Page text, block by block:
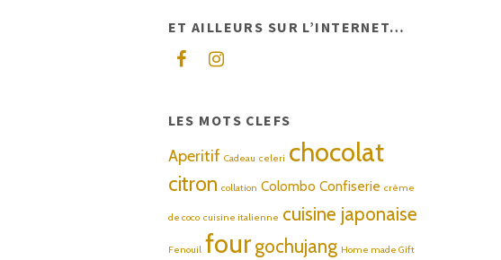
ET AILLEURS SUR L’INTERNET…
LES MOTS CLEFS
Aperitif Cadeau celeri chocolat
citron collation Colombo Confiserie crème
de coco cuisine italienne cuisine japonaise
Fenouil four gochujang Home made Gift